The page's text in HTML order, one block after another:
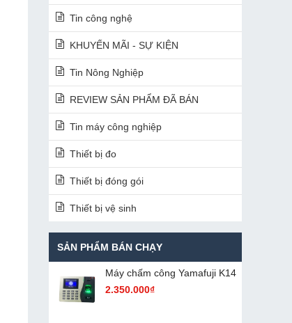
Tin công nghệ
KHUYẾN MÃI - SỰ KIỆN
Tin Nông Nghiệp
REVIEW SẢN PHẨM ĐÃ BÁN
Tin máy công nghiệp
Thiết bị đo
Thiết bị đóng gói
Thiết bị vệ sinh
SẢN PHẨM BÁN CHẠY
Máy chấm cô​ng Yamafuji K14
2.350.000₫